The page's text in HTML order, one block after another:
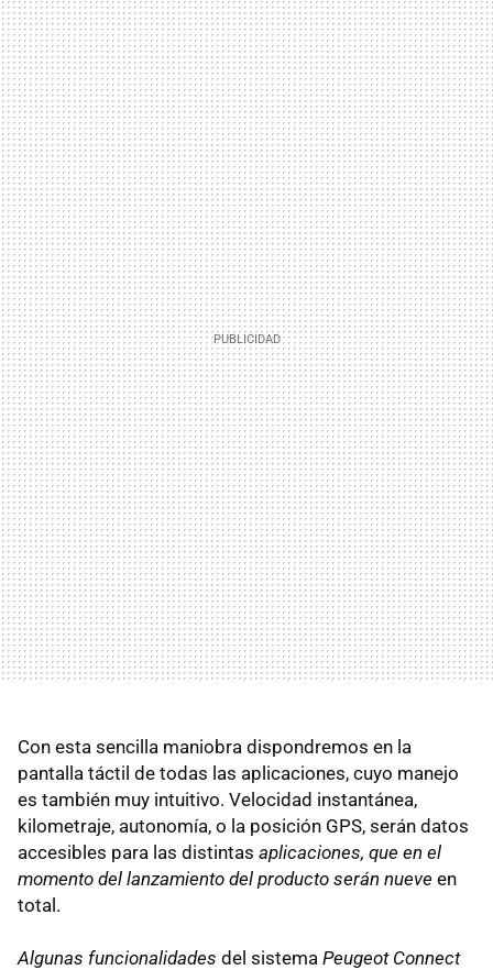
Con esta sencilla maniobra dispondremos en la
pantalla táctil de todas las aplicaciones, cuyo manejo
es también muy intuitivo. Velocidad instantánea,
kilometraje, autonomía, o la posición GPS, serán datos
accesibles para las distintas aplicaciones, que en el
momento del lanzamiento del producto serán nueve en
total.
Algunas funcionalidades del sistema Peugeot Connect